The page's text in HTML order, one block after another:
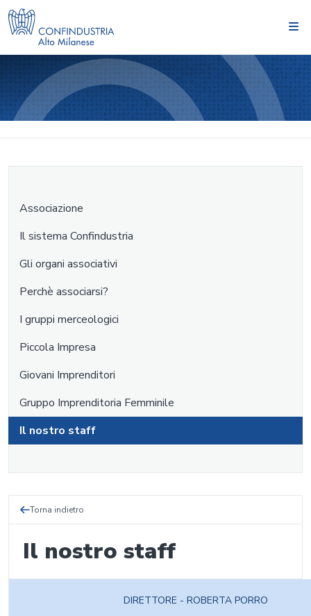
Associazione
Il sistema Confindustria
Gli organi associativi
Perchè associarsi?
I gruppi merceologici
Piccola Impresa
Giovani Imprenditori
Gruppo Imprenditoria Femminile
Il nostro staff
Torna indietro
Il nostro staff
DIRETTORE - ROBERTA PORRO